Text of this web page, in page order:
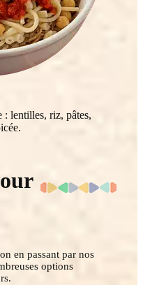
: lentilles, riz, pâtes,
en passant par nos
options